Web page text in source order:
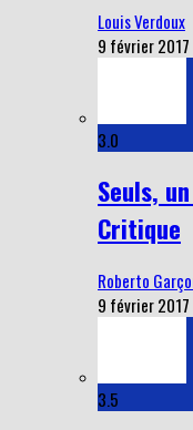
Louis Verdoux
9 février 2017
3.0
Seuls,
Critique
Roberto
9 février 2017
3.5